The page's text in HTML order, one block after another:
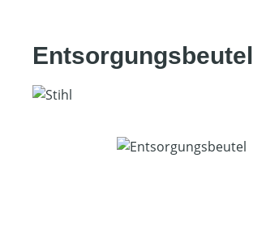
Entsorgungsbeutel
Bildergalerie überspringen